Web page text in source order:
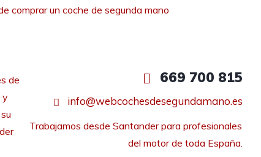
comprar un coche de segunda mano
de
y
669 700 815
info@webcochesdesegundamano.es
Trabajamos desde Santander para profesionales
del motor de toda España.